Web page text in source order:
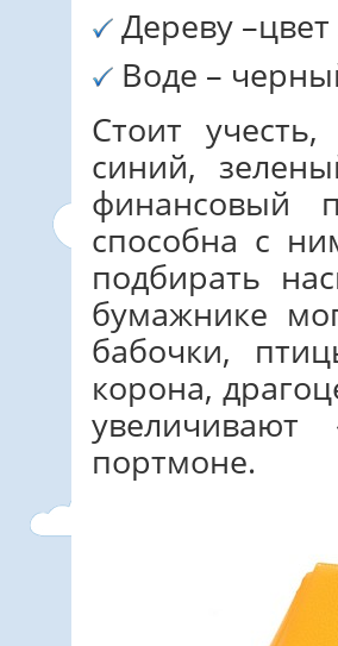
Дереву
Воде –
Стоит
синий,
финансовый
способна с
подбирать
бумажнике
бабочки,
корона,
увеличивают
портмоне.